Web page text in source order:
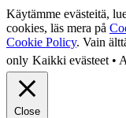
Käytämme evästeitä,
cookies, läs mera på
Cookie Policy. Vain
only Kaikki evästeet •
Close